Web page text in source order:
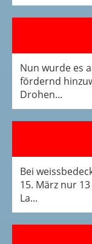
Nun wurde es
fördernd
Drohen...
Bei
15. März nur
La...